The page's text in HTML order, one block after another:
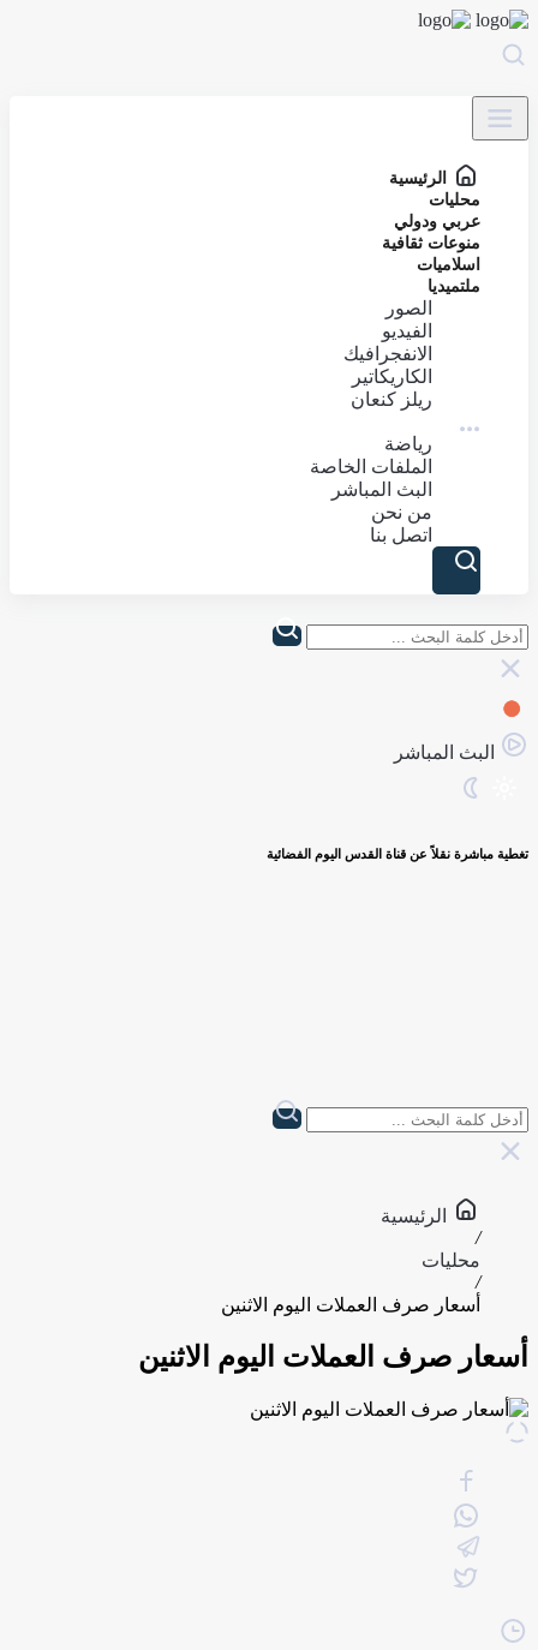
الرئيسية
محليات
عربي ودولي
منوعات ثقافية
اسلاميات
ملتميديا
الصور
الفيديو
الانفجرافيك
الكاريكاتير
ريلز كنعان
رياضة
الملفات الخاصة
البث المباشر
من نحن
اتصل بنا
البث المباشر
تغطية مباشرة نقلاً عن قناة القدس اليوم الفضائية
الرئيسية
/
محليات
/
أسعار صرف العملات اليوم الاثنين
أسعار صرف العملات اليوم الاثنين